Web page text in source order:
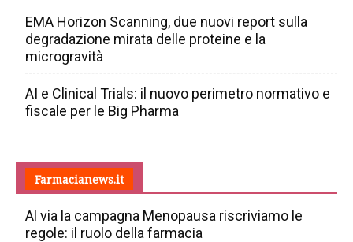
EMA Horizon Scanning, due nuovi report sulla
degradazione mirata delle proteine e la
microgravità
AI e Clinical Trials: il nuovo perimetro normativo e
fiscale per le Big Pharma
Farmacianews.it
Al via la campagna Menopausa riscriviamo le
regole: il ruolo della farmacia